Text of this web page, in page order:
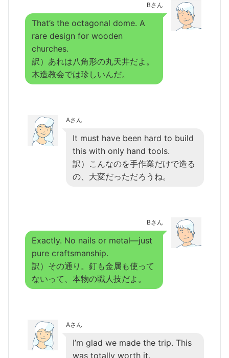
Bさん
That’s the octagonal dome. A
rare design for wooden
churches.
訳）あれは八角形の丸天井だよ。
木造教会では珍しいんだ。
Aさん
It must have been hard to build
this with only hand tools.
訳）こんなのを手作業だけで造る
の、大変だっただろうね。
Bさん
Exactly. No nails or metal—just
pure craftsmanship.
訳）その通り。釘も金属も使って
ないって、本物の職人技だよ。
Aさん
I’m glad we made the trip. This
was totally worth it.